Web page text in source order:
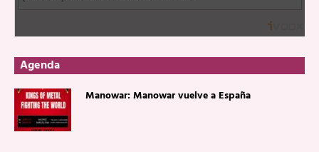
Agenda
Manowar: Manowar vuelve a España